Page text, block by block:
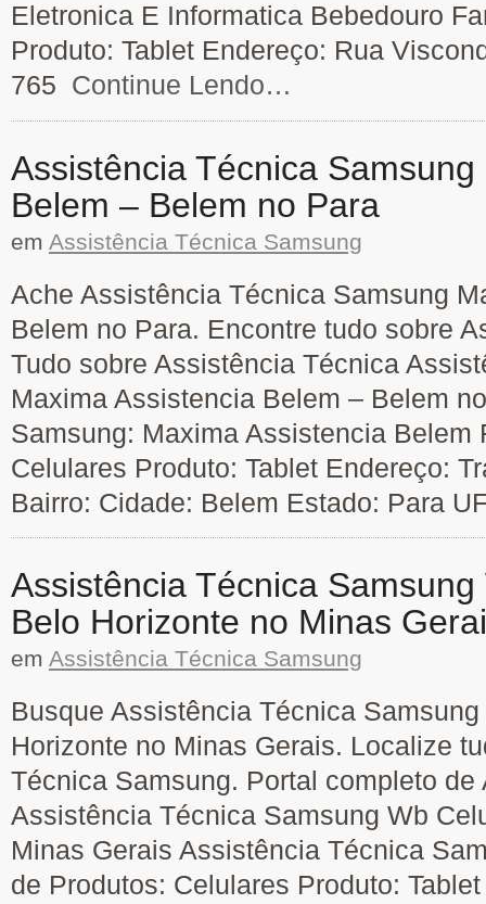
Eletronica E Informatica Bebedouro
Produto: Tablet Endereço: Rua
765 Continue Lendo…
Assistência Técnica
Belem – Belem no Para
em Assistência Técnica Samsung
Ache Assistência Técnica Samsung
Belem no Para. Encontre tudo sobre
Tudo sobre Assistência Técnica
Maxima Assistencia Belem – Belem
Samsung: Maxima Assistencia Belem
Celulares Produto: Tablet Endereço:
Bairro: Cidade: Belem Estado: Para
Assistência Técnica
Belo Horizonte no Minas
em Assistência Técnica Samsung
Busque Assistência Técnica
Horizonte no Minas Gerais. Localize
Técnica Samsung. Portal completo
Assistência Técnica Samsung Wb
Minas Gerais Assistência Técnica
de Produtos: Celulares Produto: